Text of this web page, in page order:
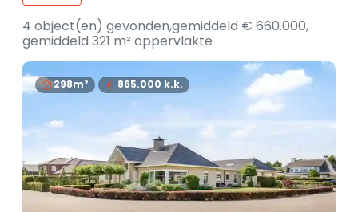
4 object(en) gevonden,gemiddeld € 660.000,
gemiddeld 321 m² oppervlakte
298m² 865.000 k.k.